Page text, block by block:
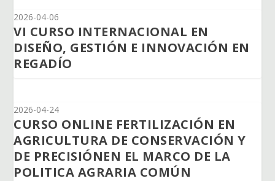
2026-04-06
VI CURSO INTERNACIONAL EN
DISEÑO, GESTIÓN E INNOVACIÓN EN
REGADÍO
2026-04-24
CURSO ONLINE FERTILIZACIÓN EN
AGRICULTURA DE CONSERVACIÓN Y
DE PRECISIÓNEN EL MARCO DE LA
POLITICA AGRARIA COMÚN